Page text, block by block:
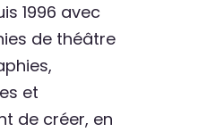
1996 avec
de théâtre
et
de créer, en